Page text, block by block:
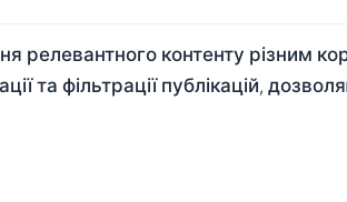
релевантного контенту різним
та фільтрації публікацій,